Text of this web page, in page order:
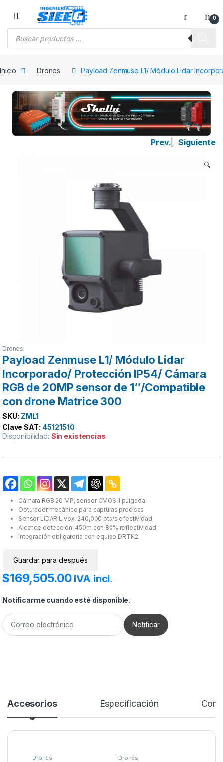
Saltar a la navegación
Saltar al contenido
0
Inicio Drones Payload Zenmuse L1/ Módulo Lidar
Prev. Siguiente
🔍
Drones
Payload Zenmuse L1/ Módulo Lidar
Incorporado/ Protección IP54/ Cámara
RGB de 20MP sensor de 1″/Compatible
con drone Matrice 300
SKU: ZML1
Clave SAT: 45121510
Disponibilidad: Sin existencias
Cámara RGB 20 MP, sensor CMOS 1 pulgada
Obturador mecánico para capturas precisas
Sensor LiDAR Livox, 240,000 pts/s efectividad
Alcance detección: 450m con 80% reflectividad
Integración obligatoria con equipo DRTK2
Guardar para después
$169,505.00 IVA incl.
Notificarme cuando esté disponible.
Accesorios Especificación
Drones Drones